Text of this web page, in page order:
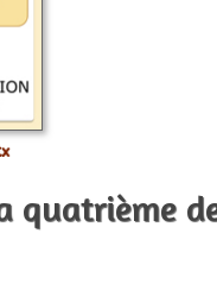
quatrième